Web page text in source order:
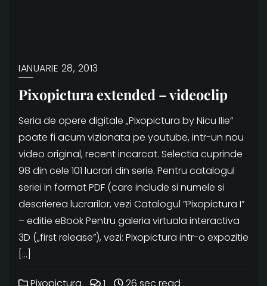
IANUARIE 28, 2013
Pixopictura extended – videoclip
Seria de opere digitale „Pixopictura by Nicu Ilie”
poate fi acum vizionata pe youtube, intr-un nou
video original, recent incarcat. Selectia cuprinde
98 din cele 101 lucrari din serie. Pentru catalogul
seriei in format PDF (care include si numele si
descrierea lucrarilor, vezi Catalogul “Pixopictura I”
– editie eBook Pentru galeria virtuala interactiva
3D („first release”), vezi: Pixopictura intr-o expozitie
[…]